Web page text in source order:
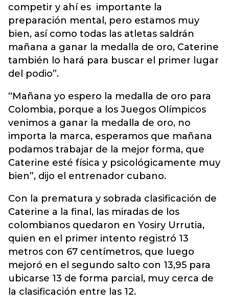
competir y ahí es importante la
preparación mental, pero estamos muy
bien, así como todas las atletas saldrán
mañana a ganar la medalla de oro, Caterine
también lo hará para buscar el primer lugar
del podio”.
“Mañana yo espero la medalla de oro para
Colombia, porque a los Juegos Olímpicos
venimos a ganar la medalla de oro, no
importa la marca, esperamos que mañana
podamos trabajar de la mejor forma, que
Caterine esté física y psicológicamente muy
bien”, dijo el entrenador cubano.
Con la prematura y sobrada clasificación de
Caterine a la final, las miradas de los
colombianos quedaron en Yosiry Urrutia,
quien en el primer intento registró 13
metros con 67 centímetros, que luego
mejoró en el segundo salto con 13,95 para
ubicarse 13 de forma parcial, muy cerca de
la clasificación entre las 12.